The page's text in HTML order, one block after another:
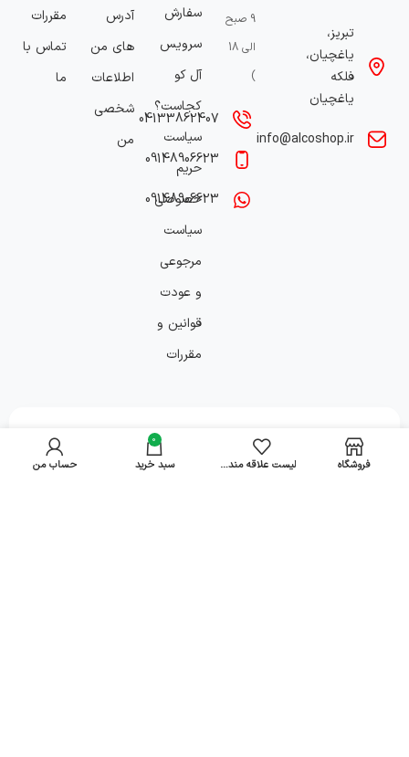
تبریز،
یاغچیان،
فلکه
یاغچیان
info@alcoshop.ir
9 صبح
الی 18
)
04133862407
09148906623
09148906623
سفارش
سرویس
آل کو
کجاست؟
سیاست
حریم
خصوصی
سیاست
مرجوعی
و عودت
قوانین و
مقررات
آدرس
های من
اطلاعات
شخصی
من
مقررات
تماس با
ما
همراه ما باشید!
فروشگاه لیست علاقه مندی ها
0
سبد خرید حساب من